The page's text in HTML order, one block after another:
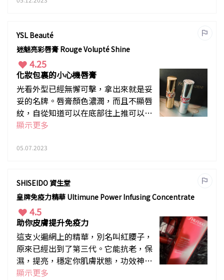
YSL Beauté
迷魅亮彩唇膏 Rouge Volupté Shine
4.25
化妝包裏的小心機唇膏
光看外型已經無懈可擊，拿出來就是妥
妥的名牌。唇膏顏色濃潤，而且不顯唇
紋，自從知道可以在底部往上推可以把
管內的剩餘唇膏推上後，感覺更化算更
方面就比較差，很容易沾到在口罩上，
顯示更多
05.07.2023
SHISEIDO 資生堂
皇牌免疫力精華 Ultimune Power Infusing Concentrate
4.5
助你皮膚提升免疫力
這支火遍網上的精華，別名叫紅腰子，
原來已經出到了第三代。它能抗老，保
濕，提亮，穩定你肌膚狀態，功效神
奇。因為下巴突然冒出了痘痘，想起這
顯示更多